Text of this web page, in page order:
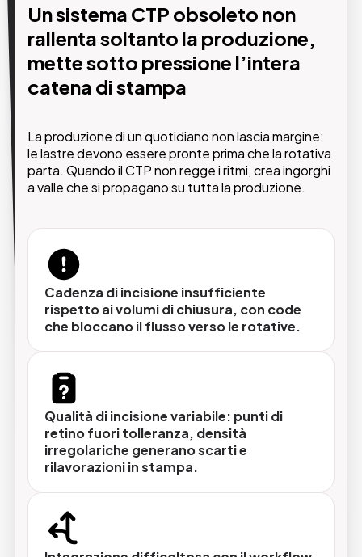
Tecnologia CTP ad alte
prestazioni, integrata e
supportata da chi conosce
davvero il mondo della stampa
quotidiana.
GMDE seleziona e implementa sistemi CTP calibrati
sulle reali esigenze produttive del tuo centro
rotative, livello di automazione e continuità
operativa.
Selezione tecnica su misura
volumi di produzione e del workflow per
identificare la configurazione CTP più adatta
senza sovradimensionare né
sottodimensionare
Installazione e integrazione nel workflow
Il sistema viene integrato con il RIP, il sistema
di imposition e il flusso di movimentazione
Un sistema CTP obsoleto non
rallenta soltanto la produzione,
mette sotto pressione l’intera
catena di stampa
La produzione di un quotidiano non lascia margine:
le lastre devono essere pronte prima che la rotativa
parta. Quando il CTP non regge i ritmi, crea ingorghi
a valle che si propagano su tutta la produzione.
Cadenza di incisione insufficiente
rispetto ai volumi di chiusura, con code
che bloccano il flusso verso le rotative.
Qualità di incisione variabile: punti di
retino fuori tolleranza, densità
irregolariche generano scarti e
rilavorazioni in stampa.